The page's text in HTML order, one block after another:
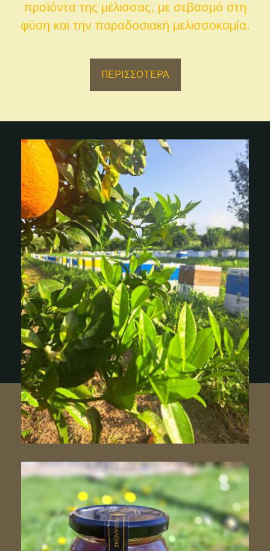
ΠΕΡΙΣΣΟΤΕΡΑ
προϊόντα της μέλισσας, με σεβασμό στη
φύση και την παραδοσιακή μελισσοκομία.